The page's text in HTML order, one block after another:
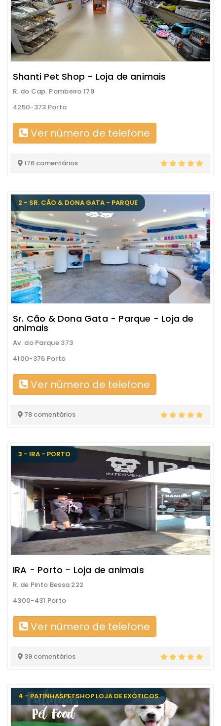
Shanti Pet Shop - Loja de animais
R. do Cap. Pombeiro 179
4250-373 Porto
Ver número de telefone
176 comentários
2 - SR. CÃO & DONA GATA - PARQUE
Sr. Cão & Dona Gata - Parque - Loja de
animais
Av. do Parque 373
4100-376 Porto
Ver número de telefone
78 comentários
3 - IRA - PORTO
IRA - Porto - Loja de animais
R. de Pinto Bessa 222
4300-431 Porto
Ver número de telefone
39 comentários
4 - PATINHASPETSHOP LOJA DE EXÓTICOS